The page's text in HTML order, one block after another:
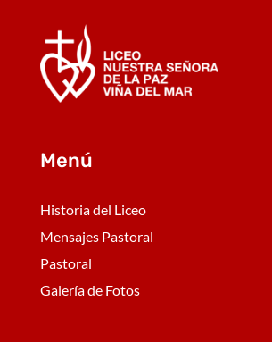
Menú
Historia del Liceo
Mensajes Pastoral
Pastoral
Galería de Fotos